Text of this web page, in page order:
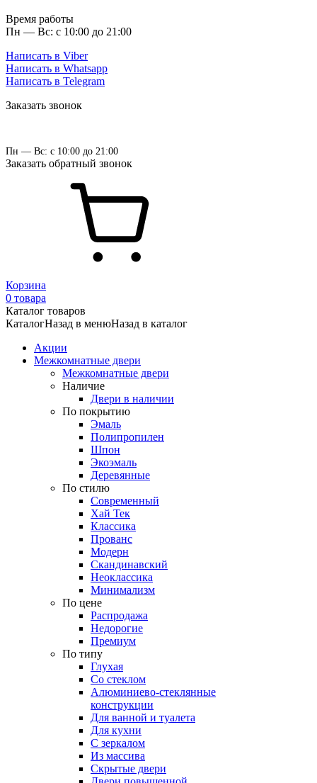
Время работы
Пн — Вс: с 10:00 до 21:00
Написать в Viber
Написать в Whatsapp
Написать в Telegram
Заказать звонок
Пн — Вс: с 10:00 до 21:00
Заказать обратный звонок
Корзина
0 товара
Каталог товаров
КаталогНазад в менюНазад в каталог
Акции
Межкомнатные двери
Межкомнатные двери
Наличие
Двери в наличии
По покрытию
Эмаль
Полипропилен
Шпон
Экоэмаль
Деревянные
По стилю
Современный
Хай Тек
Классика
Прованс
Модерн
Скандинавский
Неоклассика
Минимализм
По цене
Распродажа
Недорогие
Премиум
По типу
Глухая
Со стеклом
Алюминиево-стеклянные
конструкции
Для ванной и туалета
Для кухни
С зеркалом
Из массива
Скрытые двери